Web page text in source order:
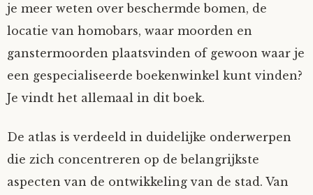
je meer weten over beschermde bomen, de
locatie van homobars, waar moorden en
ganstermoorden plaatsvinden of gewoon waar je
een gespecialiseerde boekenwinkel kunt vinden?
Je vindt het allemaal in dit boek.
De atlas is verdeeld in duidelijke onderwerpen
die zich concentreren op de belangrijkste
aspecten van de ontwikkeling van de stad. Van